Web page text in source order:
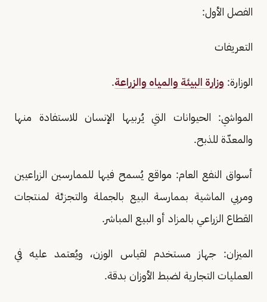
الفصل الأول:
التعريفات
الوزارة: وزارة البيئة والمياه والزراعة.
المواشي: الحيوانات التي يُربيها الإنسان للاستفادة منها
والمعدّة للذبح.
أسواق النفع العام: مواقع يُسمح فيها للممارسين الزراعيين
ومربي الماشية بممارسة البيع بالجملة والتجزئة لمنتجات
القطاع الزراعي بالمزاد أو البيع المباشر.
الميزان: جهاز مستخدم لقياس الوزن، ويُعتمد عليه في
العمليات التجارية لضبط الأوزان بدقة.